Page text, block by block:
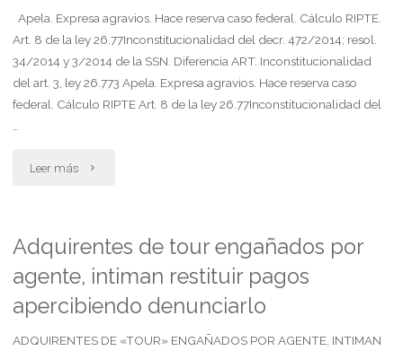
alimentante"
alimentos"
Apela. Expresa agravios. Hace reserva caso federal. Cálculo RIPTE.
Art. 8 de la ley 26.77Inconstitucionalidad del decr. 472/2014; resol.
34/2014 y 3/2014 de la SSN. Diferencia ART. Inconstitucionalidad
del art. 3, ley 26.773 Apela. Expresa agravios. Hace reserva caso
federal. Cálculo RIPTE Art. 8 de la ley 26.77Inconstitucionalidad del
…
Leer más "Apela.
agravios.
reserva
caso
federal.
Adquirentes de tour engañados por
agente, intiman restituir pagos
apercibiendo denunciarlo
ADQUIRENTES DE «TOUR» ENGAÑADOS POR AGENTE, INTIMAN